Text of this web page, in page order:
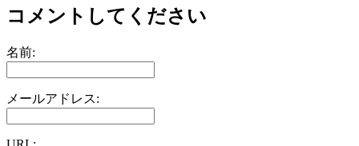
コメントしてください
名前:
メールアドレス: